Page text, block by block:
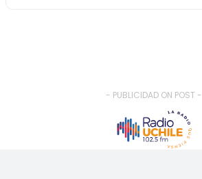
- PUBLICIDAD ON POST -